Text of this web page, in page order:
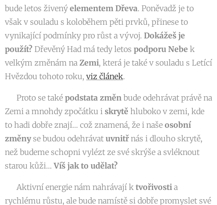
bude letos živený elementem Dřeva. Poněvadž je to
však v souladu s koloběhem pěti prvků, přinese to
vynikající podmínky pro růst a vývoj. Dokážeš je
použít? Dřevěný Had má tedy letos podporu Nebe k
velkým změnám na Zemi, která je také v souladu s Letící
Hvězdou tohoto roku, viz článek.
🐍 Proto se také podstata změn bude odehrávat právě na
Zemi a mnohdy zpočátku i skrytě hluboko v zemi, kde
to hadi dobře znají… což znamená, že i naše osobní
změnyse budou odehrávat uvnitř nás i dlouho skrytě,
než budeme schopni vylézt ze své skrýše a svléknout
starou kůži…Víš jak to udělat?
🐍 Aktivní energie nám nahrávají k tvořivosti a
rychlému růstu, ale bude namístě si dobře promyslet své